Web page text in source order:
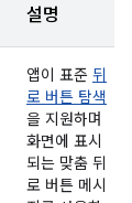
설명
앱이 표준 뒤
로 버튼 탐색
을 지원하며
화면에 표시
되는 맞춤 뒤
로 버튼 메시